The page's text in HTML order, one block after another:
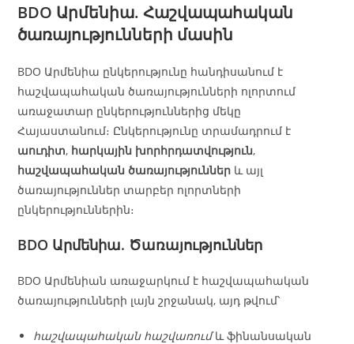
BDO Արմենիա. Հաշվապահական
ծառայությունների մասին
BDO Արմենիա ընկերությունը հանդիսանում է
հաշվապահական ծառայությունների ոլորտում
առաջատար ընկերություններից մեկը
Հայաստանում։ Ընկերությունը տրամադրում է
աուդիտ, հարկային խորհրդատվություն,
հաշվապահական ծառայություններ և այլ
ծառայություններ տարբեր ոլորտների
ընկերություններին։
BDO Արմենիա. Ծառայություններ
BDO Արմենիան առաջարկում է հաշվապահական
ծառայությունների լայն շրջանակ, այդ թվում՝
հաշվապահական հաշվառումև ֆինանսական